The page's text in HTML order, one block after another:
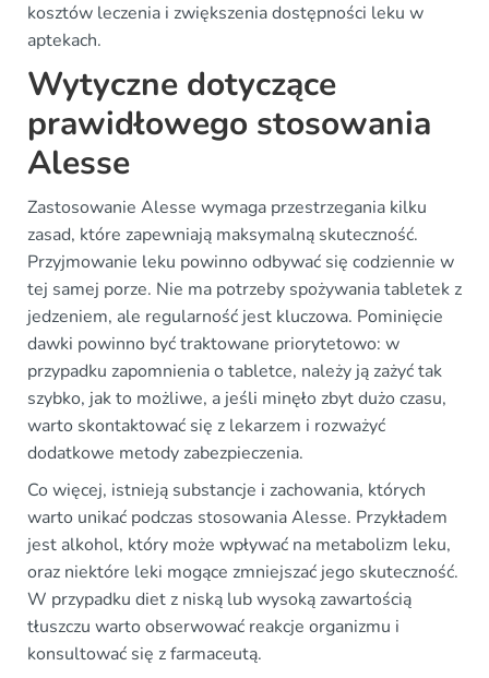
kosztów leczenia i zwiększenia dostępności leku w
aptekach.
Wytyczne dotyczące
prawidłowego stosowania
Alesse
Zastosowanie Alesse wymaga przestrzegania kilku
zasad, które zapewniają maksymalną skuteczność.
Przyjmowanie leku powinno odbywać się codziennie w
tej samej porze. Nie ma potrzeby spożywania tabletek z
jedzeniem, ale regularność jest kluczowa. Pominięcie
dawki powinno być traktowane priorytetowo: w
przypadku zapomnienia o tabletce, należy ją zażyć tak
szybko, jak to możliwe, a jeśli minęło zbyt dużo czasu,
warto skontaktować się z lekarzem i rozważyć
dodatkowe metody zabezpieczenia.
Co więcej, istnieją substancje i zachowania, których
warto unikać podczas stosowania Alesse. Przykładem
jest alkohol, który może wpływać na metabolizm leku,
oraz niektóre leki mogące zmniejszać jego skuteczność.
W przypadku diet z niską lub wysoką zawartością
tłuszczu warto obserwować reakcje organizmu i
konsultować się z farmaceutą.